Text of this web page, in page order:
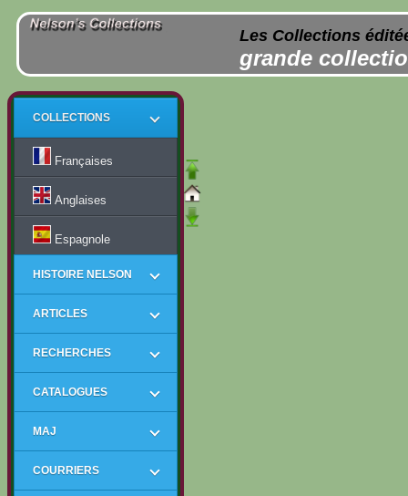
Les Collections
grande
COLLECTIONS
Françaises
Anglaises
Espagnole
HISTOIRE NELSON
ARTICLES
RECHERCHES
CATALOGUES
MAJ
COURRIERS